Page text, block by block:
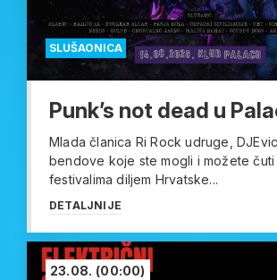
SLUŠAONICA
Punk’s not dead u
Mlada članica Ri Rock udruge,
bendove koje ste mogli i možete
festivalima diljem Hrvatske...
DETALJNIJE
23.08. (00:00)